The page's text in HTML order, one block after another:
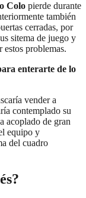
Colo pierde durante
también
cerradas, por
sitema de juego y
estos problemas.
enterarte de lo
vender a
contemplado su
acoplado de gran
equipo y
del cuadro